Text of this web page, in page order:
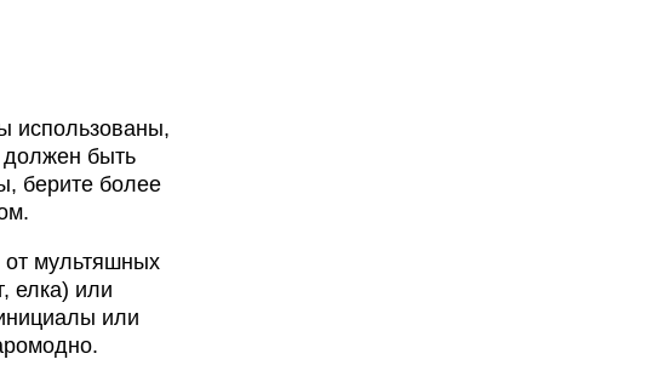
использованы,
должен быть
берите более
от мультяшных
елка) или
или